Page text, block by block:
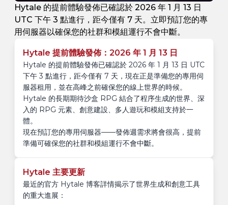
Hytale 的提前體驗發佈已確認於 2026 年 1 月 13 日
UTC 下午 3 點進行，距今僅有 7 天。立即預訂您的專
用伺服器以確保您的社群和模組運行不會中斷。
Hytale 提前體驗發佈：2026 年 1 月 13 日
Hytale 的提前體驗發佈已確認於 2026 年 1 月 13 日 UTC
下午 3 點進行，距今僅有 7 天，現在正是準備您的專用伺
服器租用，並在高峰之前確保您的線上世界的時候。
Hytale 的長期期待沙盒 RPG 結合了程序生成的世界、深
入的 RPG 元素、創意建設、多人遊玩和模組支持於一
體。
現在預訂您的專用伺服器——發佈週需求將會很高，提前
準備可確保您的社群和模組運行不會中斷。
Hytale 主要更新
最近的官方 Hytale 博客詳情揭示了世界生成和創意工具
的重大進展：